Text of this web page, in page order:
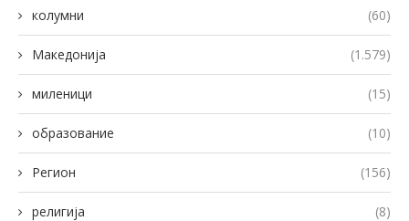
колумни (60)
Македонија (1.579)
миленици (15)
образование (10)
Регион (156)
религија (8)